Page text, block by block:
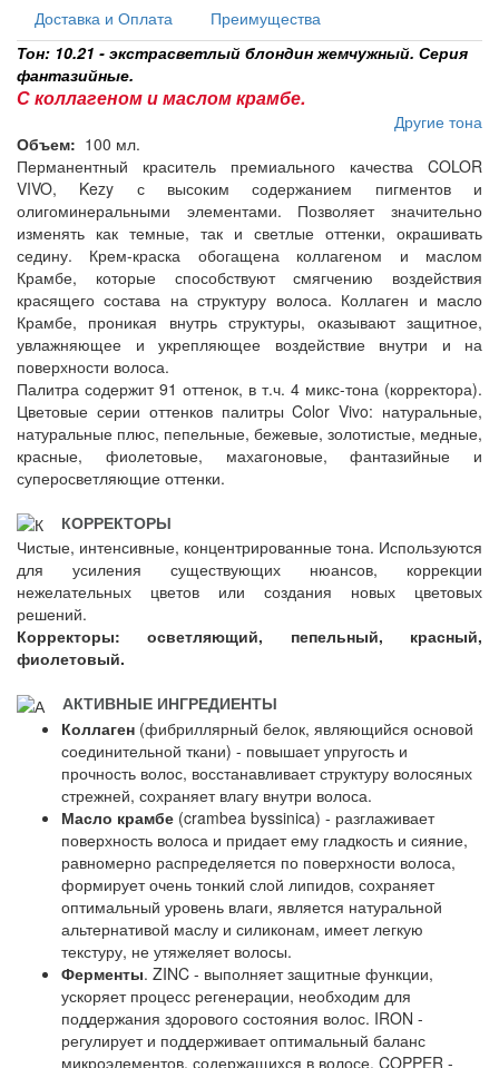
Доставка и Оплата
Преимущества
Тон: 10.21 - экстрасветлый блондин жемчужный. Серия
фантазийные.
С коллагеном и маслом крамбе.
Другие тона
Объем: 100 мл.
Перманентный краситель премиального качества COLOR
VIVO, Kezy с высоким содержанием пигментов и
олигоминеральными элементами. Позволяет значительно
изменять как темные, так и светлые оттенки, окрашивать
седину. Крем-краска обогащена коллагеном и маслом
Крамбе, которые способствуют смягчению воздействия
красящего состава на структуру волоса. Коллаген и масло
Крамбе, проникая внутрь структуры, оказывают защитное,
увлажняющее и укрепляющее воздействие внутри и на
поверхности волоса.
Палитра содержит 91 оттенок, в т.ч. 4 микс-тона (корректора).
Цветовые серии оттенков палитры Color Vivo: натуральные,
натуральные плюс, пепельные, бежевые, золотистые, медные,
красные, фиолетовые, махагоновые, фантазийные и
суперосветляющие оттенки.
КОРРЕКТОРЫ
Чистые, интенсивные, концентрированные тона. Используются
для усиления существующих нюансов, коррекции
нежелательных цветов или создания новых цветовых
решений.
Корректоры: осветляющий, пепельный, красный,
фиолетовый.
АКТИВНЫЕ ИНГРЕДИЕНТЫ
Коллаген (фибриллярный белок, являющийся основой
соединительной ткани) - повышает упругость и
прочность волос, восстанавливает структуру волосяных
стрежней, сохраняет влагу внутри волоса.
Масло крамбе (crambea byssinica) - разглаживает
поверхность волоса и придает ему гладкость и сияние,
равномерно распределяется по поверхности волоса,
формирует очень тонкий слой липидов, сохраняет
оптимальный уровень влаги, является натуральной
альтернативой маслу и силиконам, имеет легкую
текстуру, не утяжеляет волосы.
Ферменты. ZINC - выполняет защитные функции,
ускоряет процесс регенерации, необходим для
поддержания здорового состояния волос. IRON -
регулирует и поддерживает оптимальный баланс
микроэлементов, содержащихся в волосе. COPPER -